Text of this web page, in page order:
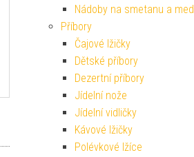
Nádoby na smetanu a med
Příbory
Čajové lžičky
Dětské příbory
Dezertní příbory
Jídelní nože
Jídelní vidličky
Kávové lžičky
Polévkové lžíce